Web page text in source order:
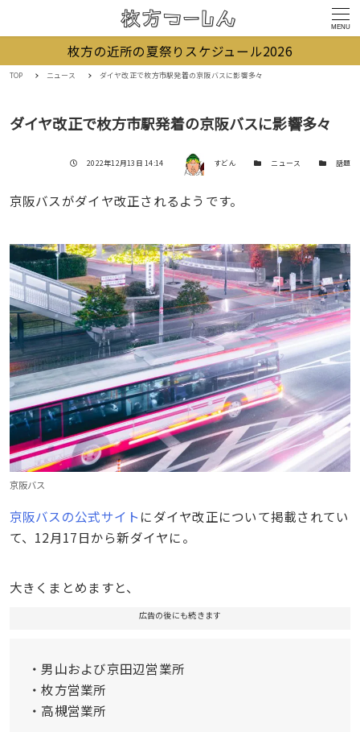
MENU
枚方の近所の夏祭りスケジュール2026
TOP ニュース ダイヤ改正で枚方市駅発着の京阪バスに影響多々
ダイヤ改正で枚方市駅発着の京阪バスに影響多々
投稿日
2022年12月13日 14:14 著者 すどん カテゴリー
ニュース カテゴリー
話題
京阪バスがダイヤ改正されるようです。
京阪バス
京阪バスの公式サイト にダイヤ改正について掲載されてい
て、12月17日から新ダイヤに。
大きくまとめますと、
広告の後にも続きます
・男山および京田辺営業所
・枚方営業所
・高槻営業所